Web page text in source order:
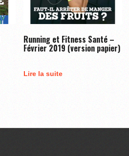
Running et Fitness Santé –
Février 2019 (version papier)
Lire la suite